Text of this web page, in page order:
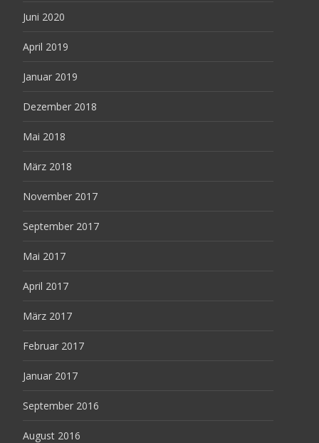
Juni 2020
April 2019
Januar 2019
Dezember 2018
Mai 2018
März 2018
November 2017
September 2017
Mai 2017
April 2017
März 2017
Februar 2017
Januar 2017
September 2016
August 2016